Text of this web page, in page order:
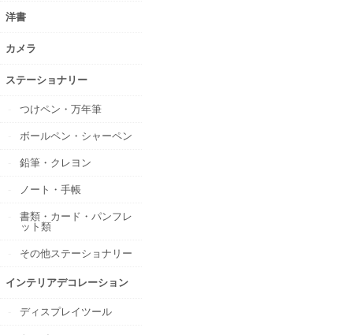
洋書
カメラ
ステーショナリー
つけペン・万年筆
ボールペン・シャーペン
鉛筆・クレヨン
ノート・手帳
書類・カード・パンフレ
ット類
その他ステーショナリー
インテリアデコレーション
ディスプレイツール